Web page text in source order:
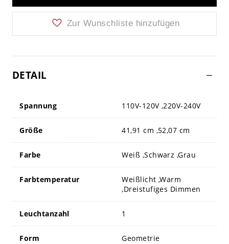
Zur Wunschliste hinzufügen
DETAIL
Spannung 110V-120V ,220V-240V
Größe 41,91 cm ,52,07 cm
Farbe Weiß ,Schwarz ,Grau
Farbtemperatur
Weißlicht ,Warm
,Dreistufiges Dimmen
Leuchtanzahl 1
Form Geometrie